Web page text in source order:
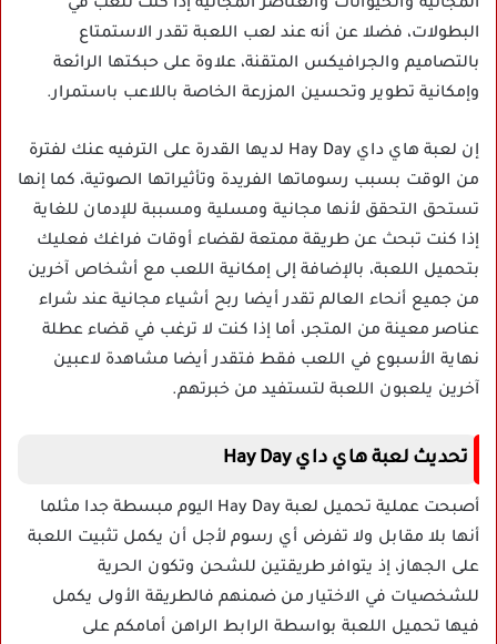
المجانية والحيوانات والعناصر المجانية إذا كنت تلعب في
البطولات، فضلا عن أنه عند لعب اللعبة تقدر الاستمتاع
بالتصاميم والجرافيكس المتقنة، علاوة على حبكتها الرائعة
وإمكانية تطوير وتحسين المزرعة الخاصة باللاعب باستمرار.
إن لعبة هاي داي Hay Day لديها القدرة على الترفيه عنك لفترة
من الوقت بسبب رسوماتها الفريدة وتأثيراتها الصوتية، كما إنها
تستحق التحقق لأنها مجانية ومسلية ومسببة للإدمان للغاية
إذا كنت تبحث عن طريقة ممتعة لقضاء أوقات فراغك فعليك
بتحميل اللعبة، بالإضافة إلى إمكانية اللعب مع أشخاص آخرين
من جميع أنحاء العالم تقدر أيضا ربح أشياء مجانية عند شراء
عناصر معينة من المتجر، أما إذا كنت لا ترغب في قضاء عطلة
نهاية الأسبوع في اللعب فقط فتقدر أيضا مشاهدة لاعبين
آخرين يلعبون اللعبة لتستفيد من خبرتهم.
تحديث لعبة هاي داي Hay Day
أصبحت عملية تحميل لعبة Hay Day اليوم مبسطة جدا مثلما
أنها بلا مقابل ولا تفرض أي رسوم لأجل أن يكمل تثبيت اللعبة
على الجهاز، إذ يتوافر طريقتين للشحن وتكون الحرية
للشخصيات في الاختيار من ضمنهم فالطريقة الأولى يكمل
فيها تحميل اللعبة بواسطة الرابط الراهن أمامكم على